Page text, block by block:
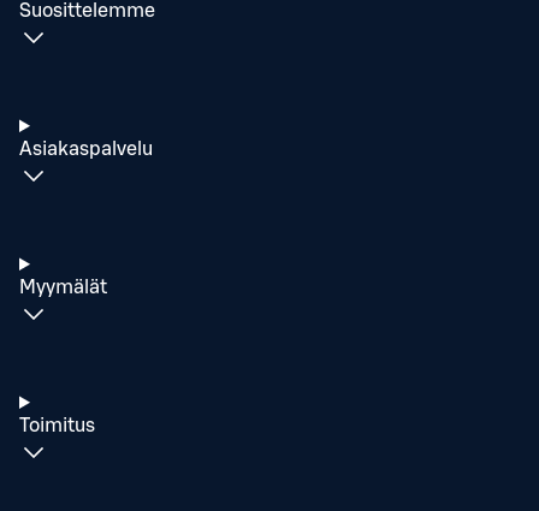
Suosittelemme
Asiakaspalvelu
Myymälät
Toimitus